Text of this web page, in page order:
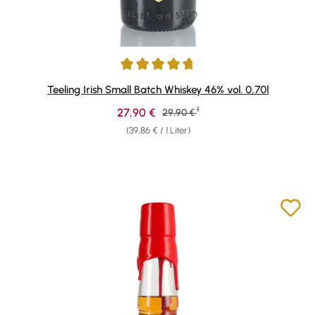
Durchschnittliche Bewertung von 4.79 von 5 Sternen
Teeling Irish Small Batch Whiskey 46% vol. 0,70l
(39,86 € / 1 Liter)
Verkaufspreis:
27,90 € Regulärer Preis:
29,90 € 1